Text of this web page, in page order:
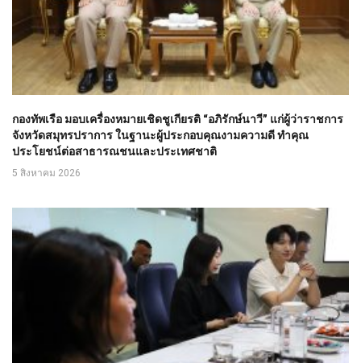
กองทัพเรือ มอบเครื่องหมายเชิดชูเกียรติ “อภิรักษ์นาวี” แก่ผู้ว่าราชการ
จังหวัดสมุทรปราการ ในฐานะผู้ประกอบคุณงามความดี ทำคุณ
ประโยชน์ต่อสาธารณชนและประเทศชาติ
5 สิงหาคม 2026